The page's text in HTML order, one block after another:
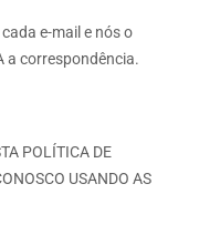
e-mail e nós o
a correspondência.
POLÍTICA DE
USANDO AS